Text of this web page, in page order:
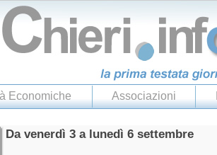
Economiche Associazioni
Da venerdì 3 a lunedì 6 settembre